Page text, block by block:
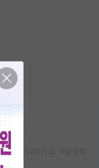
랩